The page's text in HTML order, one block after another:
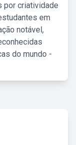
por criatividade
em
notável,
do mundo -